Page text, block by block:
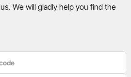
us. We will gladly help you find the